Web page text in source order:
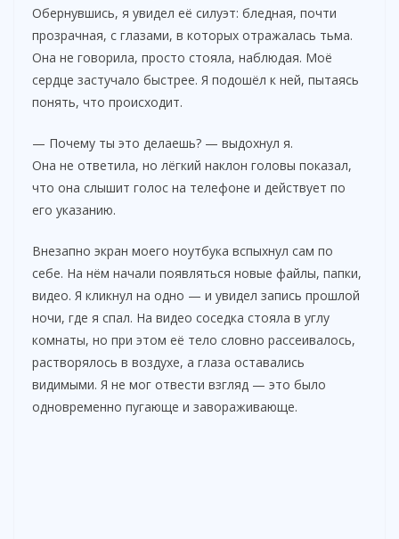
Обернувшись, я увидел её силуэт: бледная, почти
прозрачная, с глазами, в которых отражалась тьма.
Она не говорила, просто стояла, наблюдая. Моё
сердце застучало быстрее. Я подошёл к ней, пытаясь
понять, что происходит.
— Почему ты это делаешь? — выдохнул я.
Она не ответила, но лёгкий наклон головы показал,
что она слышит голос на телефоне и действует по
его указанию.
Внезапно экран моего ноутбука вспыхнул сам по
себе. На нём начали появляться новые файлы, папки,
видео. Я кликнул на одно — и увидел запись прошлой
ночи, где я спал. На видео соседка стояла в углу
комнаты, но при этом её тело словно рассеивалось,
растворялось в воздухе, а глаза оставались
видимыми. Я не мог отвести взгляд — это было
одновременно пугающе и завораживающе.